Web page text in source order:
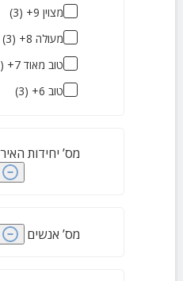
דליה(
1
)
דגניה ב'(
1
)
אשבל(
1
)
גדיש(
1
)
כפר חיטים(
1
)
מצוין 9+ (
3
)
מעולה 8+
(
3
)
טוב מאוד 7+
(
טוב 6+
(
3
)
מס’ יחידות
מס’ אנשים